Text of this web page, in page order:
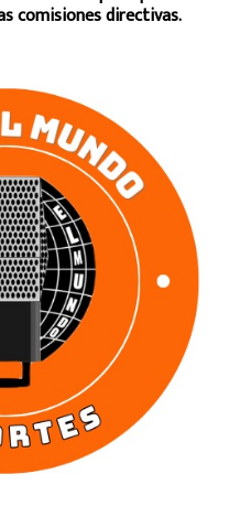
comisiones directivas.